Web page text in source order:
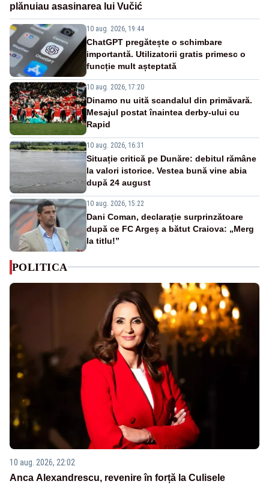
plănuiau asasinarea lui Vučić
10 aug. 2026, 19:44
ChatGPT pregătește o schimbare
importantă. Utilizatorii gratis primesc o
funcție mult așteptată
10 aug. 2026, 17:20
Dinamo nu uită scandalul din primăvară.
Mesajul postat înaintea derby-ului cu
Rapid
10 aug. 2026, 16:31
Situație critică pe Dunăre: debitul rămâne
la valori istorice. Vestea bună vine abia
după 24 august
10 aug. 2026, 15:22
Dani Coman, declarație surprinzătoare
după ce FC Argeș a bătut Craiova: „Merg
la titlu!”
POLITICA
10 aug. 2026, 22:02
Anca Alexandrescu, revenire în forță la Culisele